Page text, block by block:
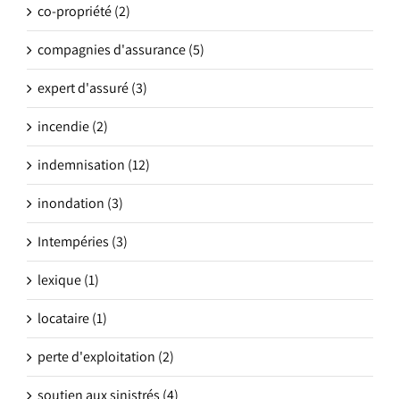
co-propriété (2)
compagnies d'assurance (5)
expert d'assuré (3)
incendie (2)
indemnisation (12)
inondation (3)
Intempéries (3)
lexique (1)
locataire (1)
perte d'exploitation (2)
soutien aux sinistrés (4)